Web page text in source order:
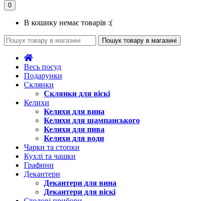
0
В кошику немає товарів :(
Пошук товару в магазині
Весь посуд
Подарунки
Склянки
Склянки для віскі
Келихи
Келихи для вина
Келихи для шампанського
Келихи для пива
Келихи для води
Чарки та стопки
Кухлі та чашки
Графини
Декантери
Декантери для вина
Декантери для віскі